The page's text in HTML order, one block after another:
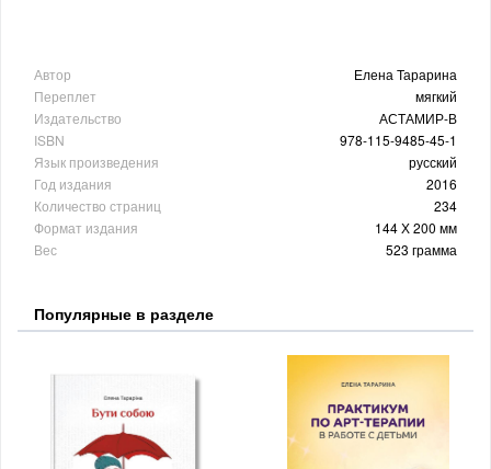
Автор
Елена Тарарина
Переплет
мягкий
Издательство
АСТАМИР-В
ISBN
978-115-9485-45-1
Язык произведения
русский
Год издания
2016
Количество страниц
234
Формат издания
144 Х 200 мм
Вес
523 грамма
Популярные в разделе